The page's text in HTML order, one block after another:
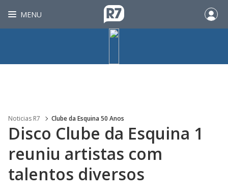
MENU
Noticias R7 Clube da Esquina 50 Anos
Disco Clube da Esquina 1
reuniu artistas com
talentos diversos